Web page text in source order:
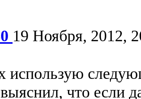
19 Ноября, 2012,
использую
что если